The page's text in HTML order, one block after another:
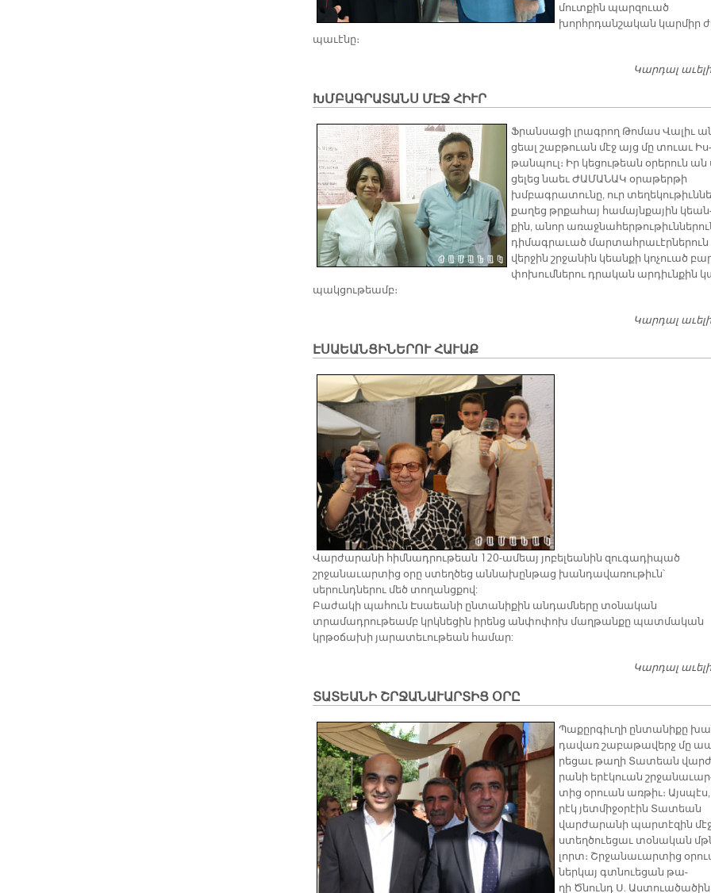
մուտ­քին պար­զուած
խորհրդան­շա­կան կար­միր
պա­ւէ­նը։
Կարդալ
ԽՄԲԱԳՐԱՏԱՆՍ ՄԷՋ ՀԻՒՐ
Ֆրան­սա­ցի լրագ­րող Թո­մաս Վա­լիւ
ցեալ շաբթուան մէջ այց մը տուաւ Իս­
թան­պուլ։ Իր կե­ցու­թեան օ­րե­րուն
ցե­լեց նաեւ ԺԱ­ՄԱ­ՆԱԿ օ­րա­թեր­թի
խմբագ­րա­տու­նը, ուր
քա­ղեց թրքա­հայ հա­մա­յն­քա­յին
քին, ա­նոր
դի­մագ­րա­ւած մար­տահ­րա­ւէր­նե­րուն
վեր­ջին շրջա­նին կեան­քի կո­չուած
փո­խում­նե­րու դրա­կան ար­դիւն­քին
պակ­ցու­թեամբ։
Կարդալ
ԷՍԱԵԱՆՑԻՆԵՐՈՒ ՀԱՒԱՔ
Վարժարանի հիմնադրութեան 120-ամեայ յոբելեանին զուգադիպած
շրջանաւարտից օրը ստեղծեց աննախընթաց խանդավառութիւն՝
սերունդներու մեծ տողանցքով:
Բաժակի պահուն Էսաեանի ընտանիքին անդամները տօնական
տրամադրութեամբ կրկնեցին իրենց անփոփոխ մաղթանքը պատմական
կրթօճախի յարատեւութեան համար:
Կարդալ
ՏԱՏԵԱՆԻ ՇՐՋԱՆԱՒԱՐՏԻՑ ՕՐԸ
Պա­քըր­գիւ­ղի ըն­տա­նի­քը
դա­վառ շա­բա­թա­վերջ մը
րե­ցաւ թա­ղի Տա­տեան
րա­նի ե­րէ­կուան
տից օ­րուան առ­թիւ։
րէկ յետ­մի­ջօ­րէին Տա­տեան
վար­ժա­րա­նի պար­տէ­զին
ստեղ­ծուե­ցաւ տօ­նա­կան
լորտ։ Շրջա­նա­ւար­տից
ներ­կայ գտնուե­ցան թա­
ղի Ծնունդ Ս.